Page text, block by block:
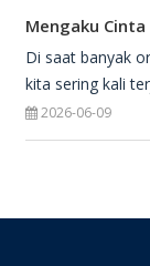
Di saat banyak
kita sering kali
2026-06-09